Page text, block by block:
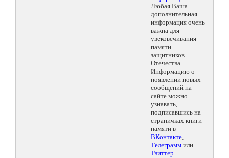
Любая Ваша
дополнительная
информация очень
важна для
увековечивания
памяти
защитников
Отечества.
Информацию о
появлении новых
сообщений на
сайте можно
узнавать,
подписавшись на
страничках книги
памяти в
ВКонтакте,
Телеграмм или
Твиттер.